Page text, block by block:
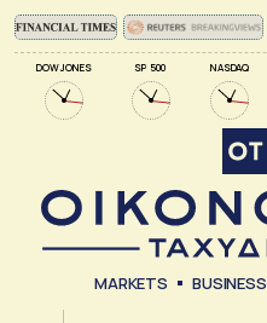
DOW JONES SP 500 NASDAQ
MARKETS BUSINESS